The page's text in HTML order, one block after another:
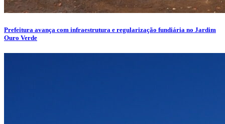
Prefeitura avança com infraestrutura e regularização fundiária no Jardim
Ouro Verde